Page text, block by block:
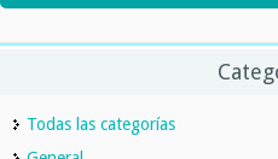
Todas las categorías